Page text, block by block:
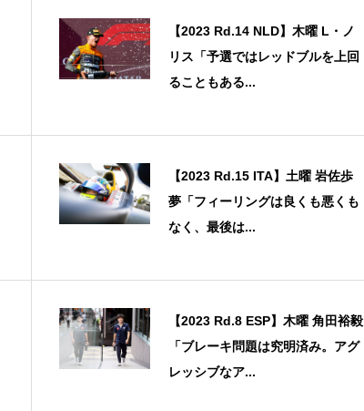
【2023 Rd.14 NLD】木曜 L・ノ
リス「予選ではレッドブルを上回
ることもある...
【2023 Rd.15 ITA】土曜 岩佐歩
夢「フィーリングは良くも悪くも
なく、最後は...
【2023 Rd.8 ESP】木曜 角田裕毅
「ブレーキ問題は究明済み。アグ
レッシブなア...